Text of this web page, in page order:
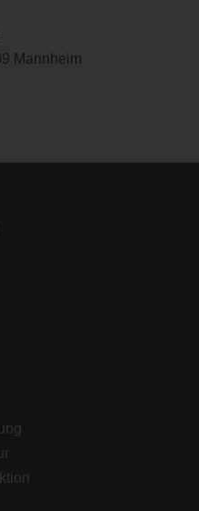
Mannheim